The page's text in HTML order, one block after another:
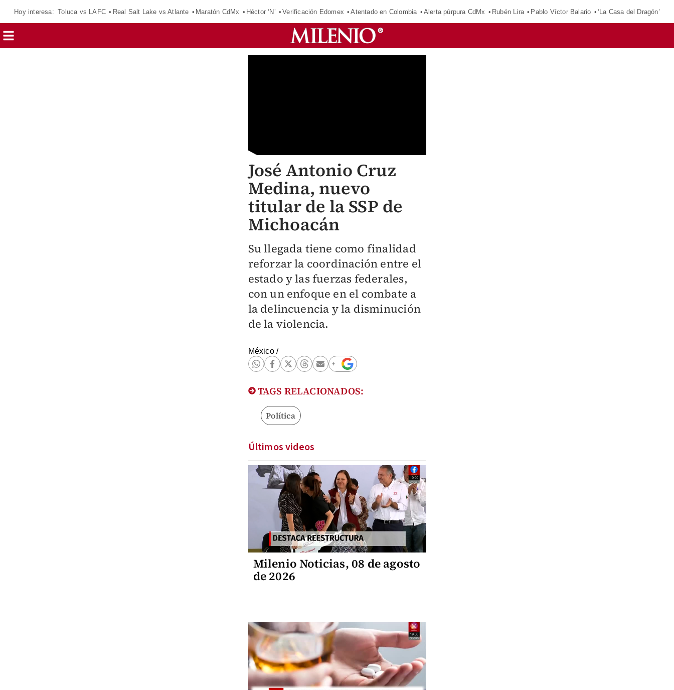
Hoy interesa: Toluca vs LAFC Real Salt Lake vs Atlante Maratón CdMx Héctor ‘N’ Verificación Edomex Atentado en Colombia Alerta púrpura CdMx Rubén Lira Pablo Víctor Balario ‘La Casa del Dragón’
José Antonio Cruz
Medina, nuevo
titular de la SSP de
Michoacán
Su llegada tiene como finalidad
reforzar la coordinación entre el
estado y las fuerzas federales,
con un enfoque en el combate a
la delincuencia y la disminución
de la violencia.
México/
TAGS RELACIONADOS:
Política
Últimos videos
Milenio Noticias, 08 de agosto
de 2026